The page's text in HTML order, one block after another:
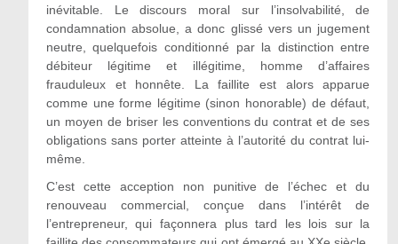
inévitable. Le discours moral sur l’insolvabilité, de
condamnation absolue, a donc glissé vers un jugement
neutre, quelquefois conditionné par la distinction entre
débiteur légitime et illégitime, homme d’affaires
frauduleux et honnête. La faillite est alors apparue
comme une forme légitime (sinon honorable) de défaut,
un moyen de briser les conventions du contrat et de ses
obligations sans porter atteinte à l’autorité du contrat lui-
même.
C’est cette acception non punitive de l’échec et du
renouveau commercial, conçue dans l’intérêt de
l’entrepreneur, qui façonnera plus tard les lois sur la